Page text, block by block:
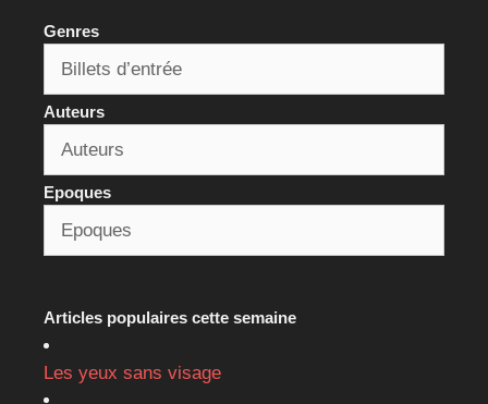
Genres
Auteurs
Epoques
Articles populaires cette semaine
Les yeux sans visage